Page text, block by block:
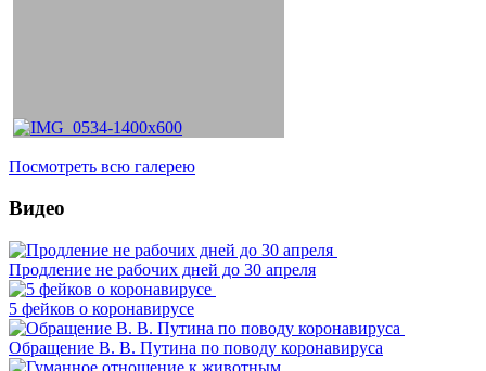
Посмотреть всю галерею
Видео
Продление не рабочих дней до 30 апреля
5 фейков о коронавирусе
Обращение В. В. Путина по поводу коронавируса